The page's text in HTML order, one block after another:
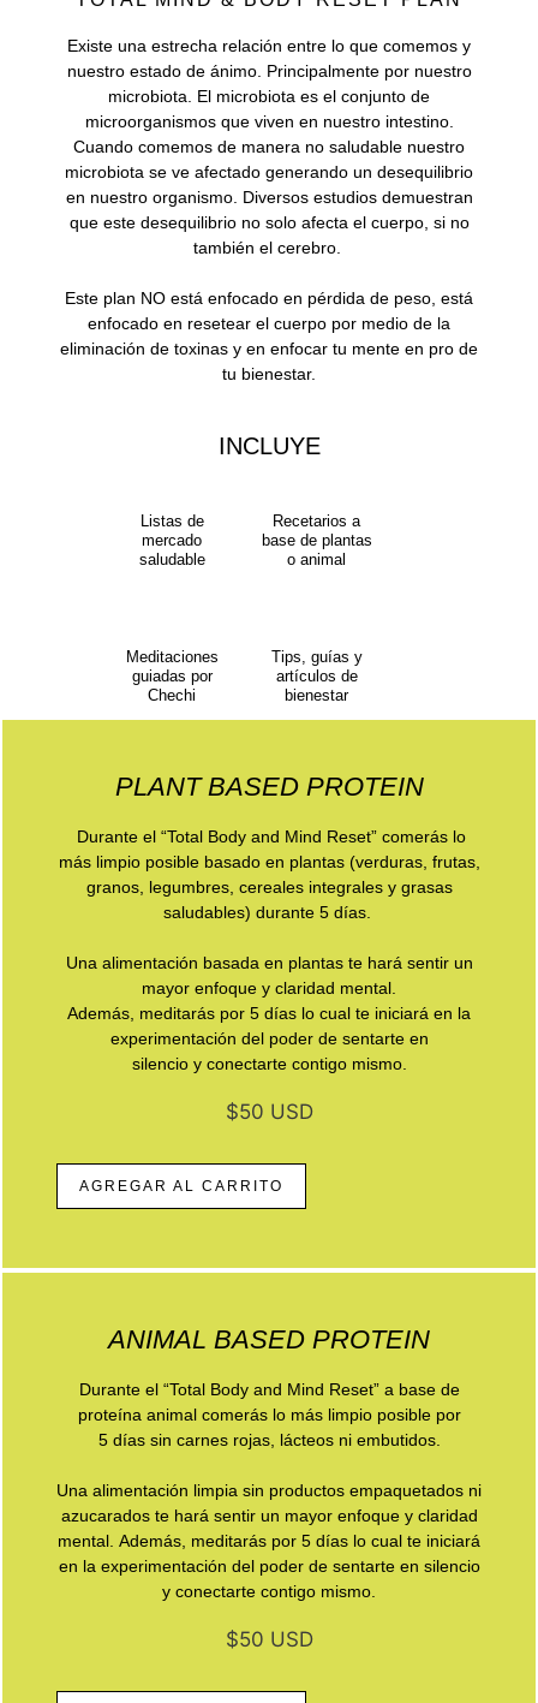
Existe una estrecha relación entre lo que comemos y
nuestro estado de ánimo. Principalmente por nuestro
microbiota. El microbiota es el conjunto de
microorganismos que viven en nuestro intestino.
Cuando comemos de manera no saludable nuestro
microbiota se ve afectado generando un desequilibrio
en nuestro organismo. Diversos estudios demuestran
que este desequilibrio no solo afecta el cuerpo, si no
también el cerebro.
Este plan NO está enfocado en pérdida de peso, está
enfocado en resetear el cuerpo por medio de la
eliminación de toxinas y en enfocar tu mente en pro de
tu bienestar.
INCLUYE
Listas de
mercado
saludable
Recetarios a
base de plantas
o animal
Meditaciones
guiadas por
Chechi
Tips, guías y
artículos de
bienestar
PLANT BASED PROTEIN
Durante el “Total Body and Mind Reset” comerás lo
más limpio posible basado en plantas (verduras, frutas,
granos, legumbres, cereales integrales y grasas
saludables) durante 5 días.
Una alimentación basada en plantas te hará sentir un
mayor enfoque y claridad mental.
Además, meditarás por 5 días lo cual te iniciará en la
experimentación del poder de sentarte en
silencio y conectarte contigo mismo.
$50 USD
AGREGAR AL CARRITO
ANIMAL BASED PROTEIN
Durante el “Total Body and Mind Reset” a base de
proteína animal comerás lo más limpio posible por
5 días sin carnes rojas, lácteos ni embutidos.
Una alimentación limpia sin productos empaquetados ni
azucarados te hará sentir un mayor enfoque y claridad
mental. Además, meditarás por 5 días lo cual te iniciará
en la experimentación del poder de sentarte en silencio
y conectarte contigo mismo.
$50 USD